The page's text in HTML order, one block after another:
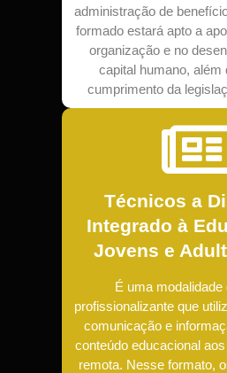
administração de
formado estará apto a
organização e no
capital humano, além
cumprimento da
Técnicos a
Integrado à
Jovens e
É uma modalidade
profissionalizante que
comunicação e
conteúdo educacional
remota. Nesse formato,